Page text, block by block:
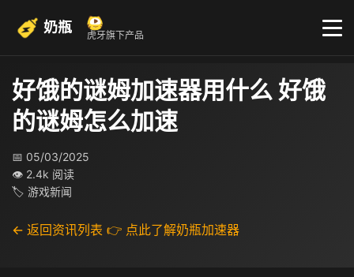
奶瓶 虎牙旗下产品
好饿的谜姆加速器用什么 好饿
的谜姆怎么加速
📅 05/03/2025
👁 2.4k 阅读
🏷 游戏新闻
← 返回资讯列表 👉 点此了解奶瓶加速器